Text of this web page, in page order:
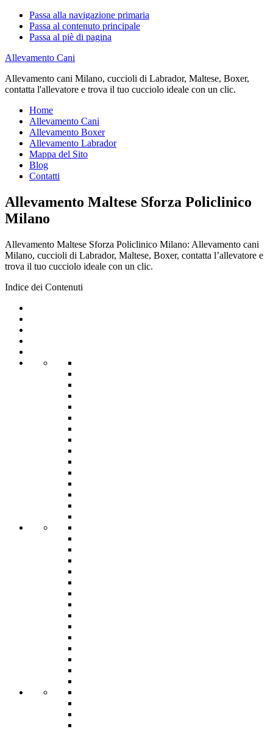
Passa alla navigazione primaria
Passa al contenuto principale
Passa al piè di pagina
Allevamento Cani
Allevamento cani Milano, cuccioli di Labrador, Maltese, Boxer,
contatta l'allevatore e trova il tuo cucciolo ideale con un clic.
Home
Allevamento Cani
Allevamento Boxer
Allevamento Labrador
Mappa del Sito
Blog
Contatti
Allevamento Maltese Sforza Policlinico
Milano
Allevamento Maltese Sforza Policlinico Milano: Allevamento cani
Milano, cuccioli di Labrador, Maltese, Boxer, contatta l’allevatore e
trova il tuo cucciolo ideale con un clic.
Indice dei Contenuti